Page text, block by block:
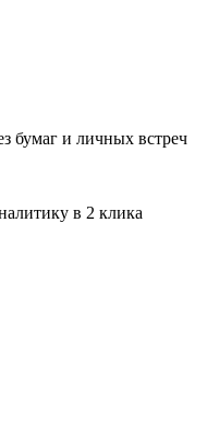
бумаг и личных встреч
в 2 клика